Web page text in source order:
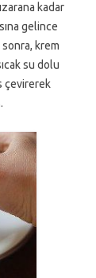
kadar
gelince
krem
su dolu
çevirerek